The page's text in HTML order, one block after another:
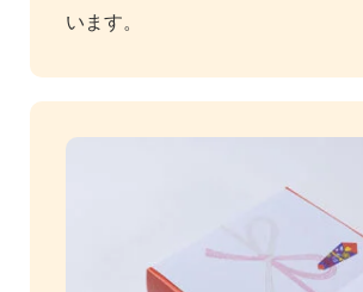
います。